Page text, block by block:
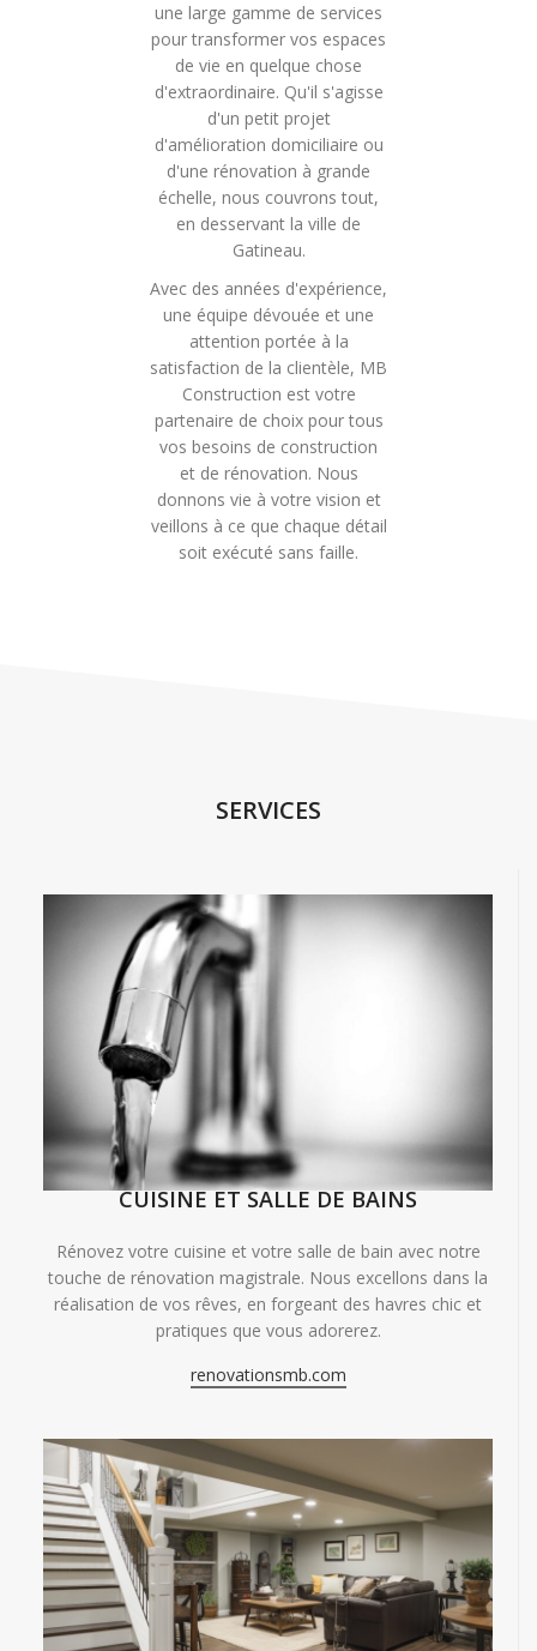
une large gamme de services
pour transformer vos espaces
de vie en quelque chose
d'extraordinaire. Qu'il s'agisse
d'un petit projet
d'amélioration domiciliaire ou
d'une rénovation à grande
échelle, nous couvrons tout,
en desservant la ville de
Gatineau.
Avec des années d'expérience,
une équipe dévouée et une
attention portée à la
satisfaction de la clientèle, MB
Construction est votre
partenaire de choix pour tous
vos besoins de construction
et de rénovation. Nous
donnons vie à votre vision et
veillons à ce que chaque détail
soit exécuté sans faille.
SERVICES
CUISINE ET SALLE DE BAINS
Rénovez votre cuisine et votre salle de bain avec notre
touche de rénovation magistrale. Nous excellons dans la
réalisation de vos rêves, en forgeant des havres chic et
pratiques que vous adorerez.
renovationsmb.com